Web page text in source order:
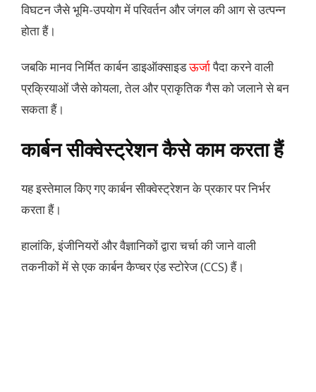
विघटन जैसे भूमि-उपयोग में परिवर्तन और जंगल की आग से उत्पन्न
होता हैं।
जबकि मानव निर्मित कार्बन डाइऑक्साइडऊर्जापैदा करने वाली
प्रक्रियाओं जैसे कोयला, तेल और प्राकृतिक गैस को जलाने से बन
सकता हैं।
कार्बन सीक्वेस्ट्रेशन कैसे काम करता हैं
यह इस्तेमाल किए गए कार्बन सीक्वेस्ट्रेशन के प्रकार पर निर्भर
करता हैं।
हालांकि, इंजीनियरों और वैज्ञानिकों द्वारा चर्चा की जाने वाली
तकनीकों में से एक कार्बन कैप्चर एंड स्टोरेज (CCS) हैं।